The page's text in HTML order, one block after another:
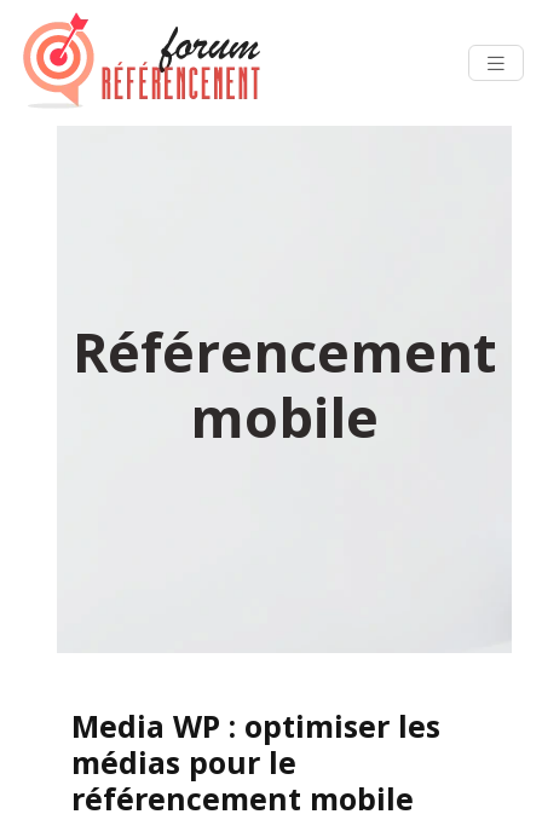
Référencement
mobile
Media WP : optimiser les
médias pour le
référencement mobile